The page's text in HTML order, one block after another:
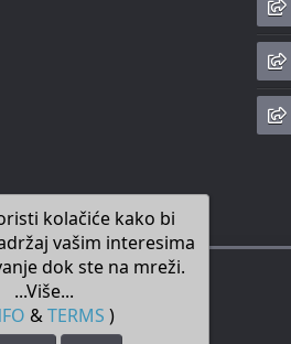
kolačiće kako bi
vašim interesima
dok ste na mreži.
...Više...
&TERMS )